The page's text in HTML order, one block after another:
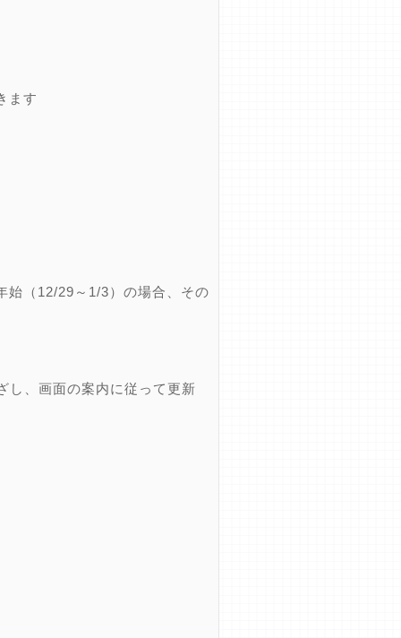
ます
始（12/29～1/3）の場合、その
し、画面の案内に従って更新